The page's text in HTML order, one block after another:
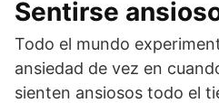
Sentirse
Todo el mundo
ansiedad de vez en
sienten ansiosos todo el